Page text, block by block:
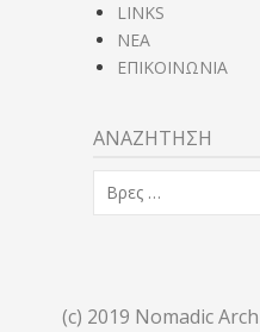
LINKS
NEA
ΕΠΙΚΟΙΝΩΝΙΑ
ΑΝΑΖΗΤΗΣΗ
για:
(c) 2019 Nomadic